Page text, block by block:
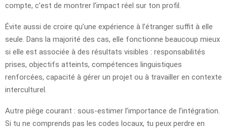
compte, c’est de montrer l’impact réel sur ton profil.
Évite aussi de croire qu’une expérience à l’étranger suffit à elle
seule. Dans la majorité des cas, elle fonctionne beaucoup mieux
si elle est associée à des résultats visibles : responsabilités
prises, objectifs atteints, compétences linguistiques
renforcées, capacité à gérer un projet ou à travailler en contexte
interculturel.
Autre piège courant : sous-estimer l’importance de l’intégration.
Si tu ne comprends pas les codes locaux, tu peux perdre en